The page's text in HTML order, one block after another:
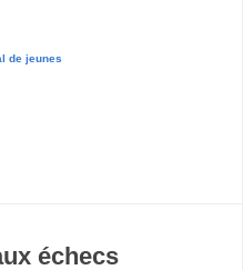
de jeunes
échecs